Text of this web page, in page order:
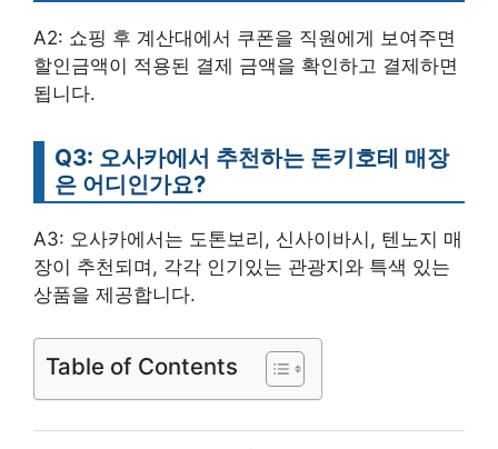
A2: 쇼핑 후 계산대에서 쿠폰을 직원에게 보여주면
할인금액이 적용된 결제 금액을 확인하고 결제하면
됩니다.
Q3: 오사카에서 추천하는 돈키호테 매장
은 어디인가요?
A3: 오사카에서는 도톤보리, 신사이바시, 텐노지 매
장이 추천되며, 각각 인기있는 관광지와 특색 있는
상품을 제공합니다.
Table of Contents